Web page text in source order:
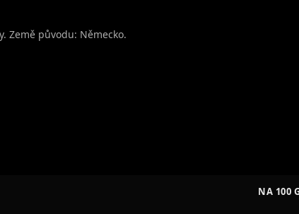
Země původu: Německo.
NA 100